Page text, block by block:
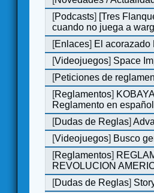
[Podcasts] [Tres
cuando no juega a
[Enlaces] El acorazado
[Videojuegos] Space
[Peticiones de
[Reglamentos]
Reglamento en español
[Dudas de Reglas]
[Videojuegos] Busco
[Reglamentos]
REVOLUCION
[Dudas de Reglas]